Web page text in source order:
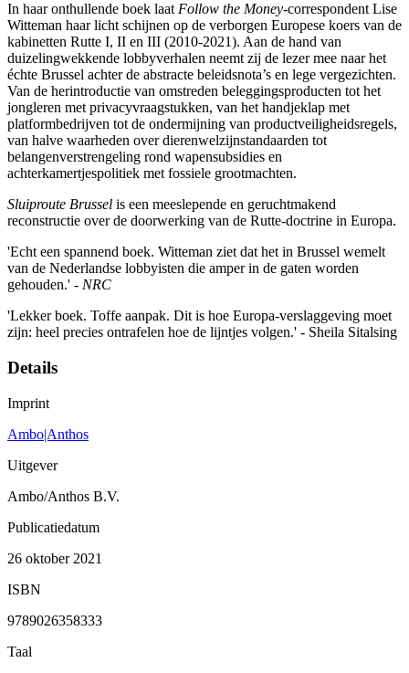
In haar onthullende boek laat Follow the Money-correspondent Lise
Witteman haar licht schijnen op de verborgen Europese koers van de
kabinetten Rutte I, II en III (2010-2021). Aan de hand van
duizelingwekkende lobbyverhalen neemt zij de lezer mee naar het
échte Brussel achter de abstracte beleidsnota’s en lege vergezichten.
Van de herintroductie van omstreden beleggingsproducten tot het
jongleren met privacyvraagstukken, van het handjeklap met
platformbedrijven tot de ondermijning van productveiligheidsregels,
van halve waarheden over dierenwelzijnstandaarden tot
belangenverstrengeling rond wapensubsidies en
achterkamertjespolitiek met fossiele grootmachten.
Sluiproute Brussel is een meeslepende en geruchtmakend
reconstructie over de doorwerking van de Rutte-doctrine in Europa.
'Echt een spannend boek. Witteman ziet dat het in Brussel wemelt
van de Nederlandse lobbyisten die amper in de gaten worden
gehouden.' - NRC
'Lekker boek. Toffe aanpak. Dit is hoe Europa-verslaggeving moet
zijn: heel precies ontrafelen hoe de lijntjes volgen.' - Sheila Sitalsing
Details
Imprint
Ambo|Anthos
Uitgever
Ambo/Anthos B.V.
Publicatiedatum
26 oktober 2021
ISBN
9789026358333
Taal